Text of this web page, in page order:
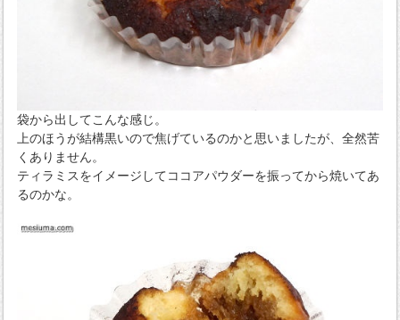
袋から出してこんな感じ。
上のほうが結構黒いので焦げているのかと思いましたが、全然苦
くありません。
ティラミスをイメージしてココアパウダーを振ってから焼いてあ
るのかな。